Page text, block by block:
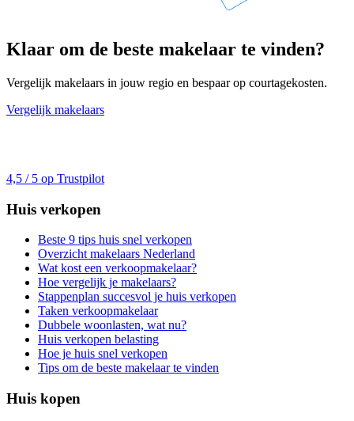
Klaar om de beste makelaar te vinden?
Vergelijk makelaars in jouw regio en bespaar op courtagekosten.
Vergelijk makelaars
4,5 / 5 op Trustpilot
Huis verkopen
Beste 9 tips huis snel verkopen
Overzicht makelaars Nederland
Wat kost een verkoopmakelaar?
Hoe vergelijk je makelaars?
Stappenplan succesvol je huis verkopen
Taken verkoopmakelaar
Dubbele woonlasten, wat nu?
Huis verkopen belasting
Hoe je huis snel verkopen
Tips om de beste makelaar te vinden
Huis kopen